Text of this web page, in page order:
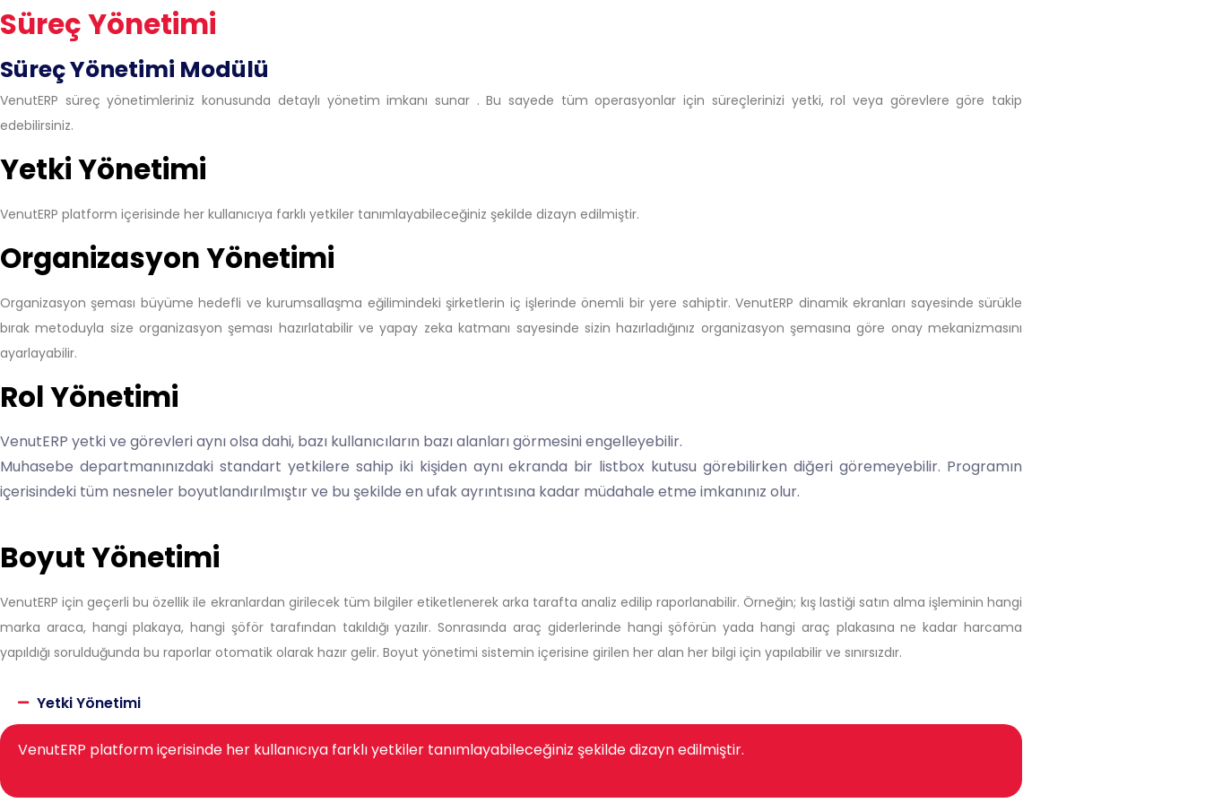
Süreç Yönetimi
Süreç Yönetimi Modülü​
VenutERP süreç yönetimleriniz konusunda detaylı yönetim imkanı sunar . Bu sayede tüm operasyonlar için süreçlerinizi yetki, rol veya görevlere göre takip
edebilirsiniz.
Yetki Yönetimi
VenutERP platform içerisinde her kullanıcıya farklı yetkiler tanımlayabileceğiniz şekilde dizayn edilmiştir.
Organizasyon Yönetimi
Organizasyon şeması büyüme hedefli ve kurumsallaşma eğilimindeki şirketlerin iç işlerinde önemli bir yere sahiptir. VenutERP dinamik ekranları sayesinde sürükle
bırak metoduyla size organizasyon şeması hazırlatabilir ve yapay zeka katmanı sayesinde sizin hazırladığınız organizasyon şemasına göre onay mekanizmasını
ayarlayabilir.
Rol Yönetimi
VenutERP yetki ve görevleri aynı olsa dahi, bazı kullanıcıların bazı alanları görmesini engelleyebilir.
Muhasebe departmanınızdaki standart yetkilere sahip iki kişiden aynı ekranda bir listbox kutusu görebilirken diğeri göremeyebilir. Programın
içerisindeki tüm nesneler boyutlandırılmıştır ve bu şekilde en ufak ayrıntısına kadar müdahale etme imkanınız olur.
Boyut Yönetimi
VenutERP için geçerli bu özellik ile ekranlardan girilecek tüm bilgiler etiketlenerek arka tarafta analiz edilip raporlanabilir. Örneğin; kış lastiği satın alma işleminin hangi
marka araca, hangi plakaya, hangi şöför tarafından takıldığı yazılır. Sonrasında araç giderlerinde hangi şöförün yada hangi araç plakasına ne kadar harcama
yapıldığı sorulduğunda bu raporlar otomatik olarak hazır gelir. Boyut yönetimi sistemin içerisine girilen her alan her bilgi için yapılabilir ve sınırsızdır.
Yetki Yönetimi
VenutERP platform içerisinde her kullanıcıya farklı yetkiler tanımlayabileceğiniz şekilde dizayn edilmiştir.